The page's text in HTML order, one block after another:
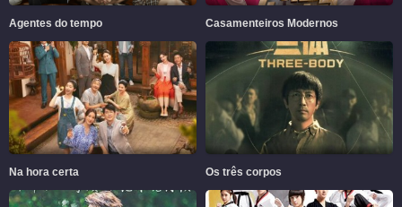
Agentes do tempo Casamenteiros Modernos
Na hora certa Os três corpos